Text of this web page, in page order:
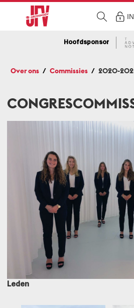
Hoofdsponsor
Over ons Commissies 2020-
Leden